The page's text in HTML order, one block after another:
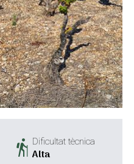
hiking Dificultat tècnica
Alta